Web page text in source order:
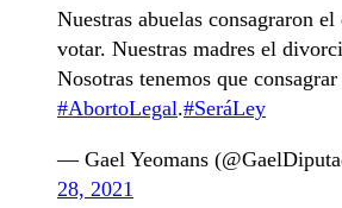
Nuestras abuelas consagraron el
votar. Nuestras madres el
Nosotras tenemos que
#AbortoLegal.#SeráLey
— Gael Yeomans
28, 2021